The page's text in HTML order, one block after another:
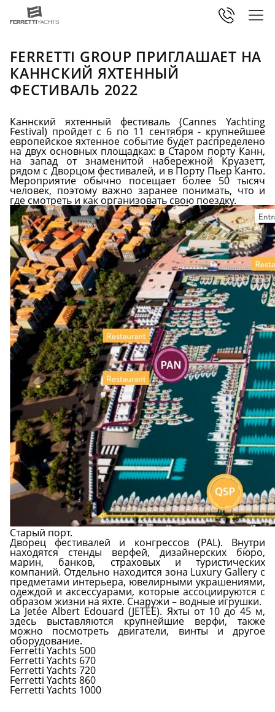
FERRETTI GROUP ПРИГЛАШАЕТ НА
КАННСКИЙ ЯХТЕННЫЙ
ФЕСТИВАЛЬ 2022
Каннский яхтенный фестиваль (Cannes Yachting
Festival) пройдет с 6 по 11 сентября - крупнейшее
европейское яхтенное событие будет распределено
на двух основных площадках: в Старом порту Канн,
на запад от знаменитой набережной Круазетт,
рядом с Дворцом фестивалей, и в Порту Пьер Канто.
Мероприятие обычно посещает более 50 тысяч
человек, поэтому важно заранее понимать, что и
где смотреть и как организовать свою поездку.
Старый порт.
Дворец фестивалей и конгрессов (PAL). Внутри
находятся стенды верфей, дизайнерских бюро,
марин, банков, страховых и туристических
компаний. Отдельно находится зона Luxury Gallery с
предметами интерьера, ювелирными украшениями,
одеждой и аксессуарами, которые ассоциируются с
образом жизни на яхте. Снаружи – водные игрушки.
La Jetée Albert Edouard (JETÉE). Яхты от 10 до 45 м,
здесь выставляются крупнейшие верфи, также
можно посмотреть двигатели, винты и другое
оборудование.
Ferretti Yachts 500
Ferretti Yachts 670
Ferretti Yachts 720
Ferretti Yachts 860
Ferretti Yachts 1000